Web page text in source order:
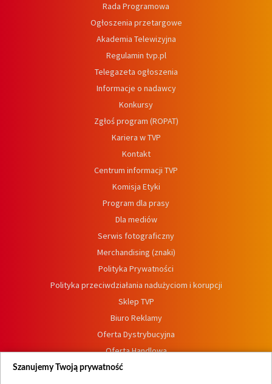
Rada Programowa
Ogłoszenia przetargowe
Akademia Telewizyjna
Regulamin tvp.pl
Telegazeta ogłoszenia
Informacje o nadawcy
Konkursy
Zgłoś program (ROPAT)
Kariera w TVP
Kontakt
Centrum informacji TVP
Komisja Etyki
Program dla prasy
Dla mediów
Serwis fotograficzny
Merchandising (znaki)
Polityka Prywatności
Polityka przeciwdziałania nadużyciom i korupcji
Sklep TVP
Biuro Reklamy
Oferta Dystrybucyjna
Oferta Handlowa
Dostępność
Szanujemy Twoją prywatność